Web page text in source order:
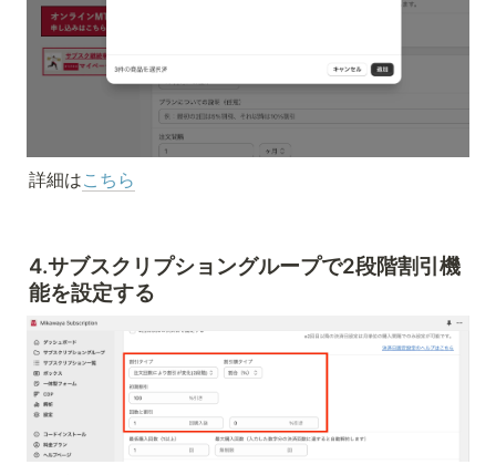
詳細はこちら
4.サブスクリプショングループで2段階割引機
能を設定する